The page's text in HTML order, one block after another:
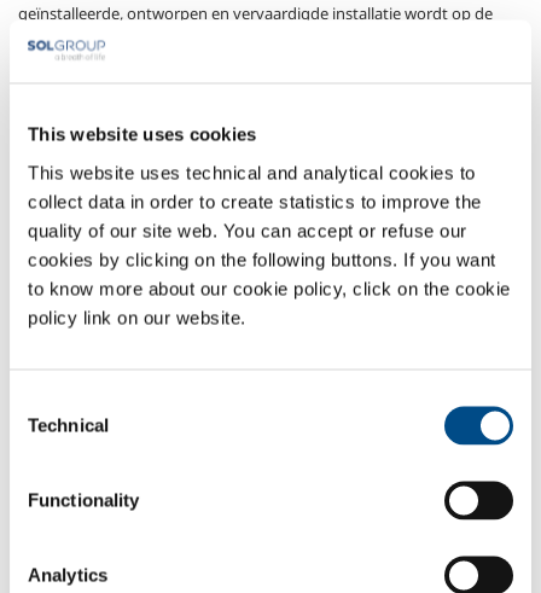
This website uses cookies
This website uses technical and analytical cookies to
collect data in order to create statistics to improve the
quality of our site web. You can accept or refuse our
cookies by clicking on the following buttons. If you want
to know more about our cookie policy, click on the cookie
policy link on our website.
Selection
Technical
Functionality
Analytics
geïnstalleerde, ontworpen en vervaardigde installatie wordt op de
messen of mixer geïnstalleerd
regelsysteem en een geautomatiseerde injectie van vloeibare CO2.
voedingsmiddelenindustrie en in het bijzonder in de vleesverwerking
en productie van pasta en bakkerijproducten, waar in de
productiecyclus verschillende ingrediënten worden samengevoegd,
een proces wat moet voldoen aan strenge die voortvloeien uit HACCP
regelgeving inzake voedselveiligheid.